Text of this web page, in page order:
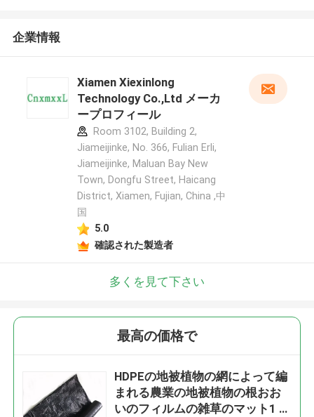
企業情報
Xiamen Xiexinlong
Technology Co.,Ltd メーカ
ープロフィール
Room 3102, Building 2,
Jiameijinke, No. 366, Fulian Erli,
Jiameijinke, Maluan Bay New
Town, Dongfu Street, Haicang
District, Xiamen, Fujian, China ,中
国
5.0
確認された製造者
多くを見て下さい
最高の価格で
HDPEの地被植物の網によって編
まれる農業の地被植物の根おお
いのフィルムの雑草のマット1 -